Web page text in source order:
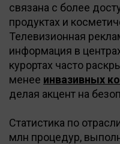
связана с более
продуктах и
Телевизионная
информация в
курортах часто
менее инвазивных
делая акцент на
Статистика по
млн процедур,